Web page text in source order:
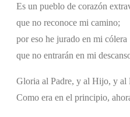
Es un pueblo de corazón
que no reconoce mi camino;
por eso he jurado en mi cólera
que no entrarán en mi
Gloria al Padre, y al Hijo, y al
Como era en el principio,